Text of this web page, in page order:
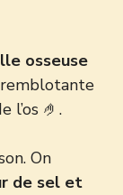
osseuse
l’os 🤌.
On
de sel et